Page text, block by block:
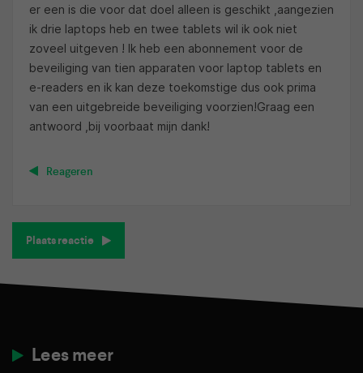
er een is die voor dat doel alleen is geschikt ,aangezien
ik drie laptops heb en twee tablets wil ik ook niet
zoveel uitgeven ! Ik heb een abonnement voor de
beveiliging van tien apparaten voor laptop tablets en
e-readers en ik kan deze toekomstige dus ook prima
van een uitgebreide beveiliging voorzien!Graag een
antwoord ,bij voorbaat mijn dank!
Reageren
Plaats reactie
Lees meer